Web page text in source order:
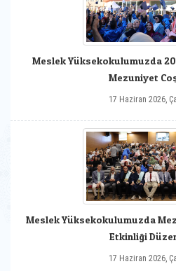
Meslek Yüksekokulumuzda
Mezuniyet
17 Haziran 2026,
Meslek Yüksekokulumuzda
Etkinliği
17 Haziran 2026,